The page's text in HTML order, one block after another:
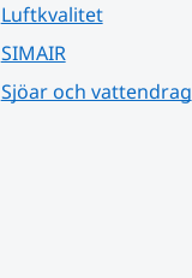
Luftkvalitet
SIMAIR
Sjöar och vattendrag